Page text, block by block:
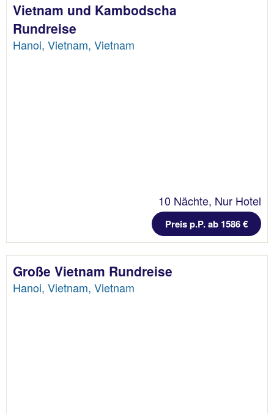
Vietnam und Kambodscha
Rundreise
Hanoi, Vietnam, Vietnam
10 Nächte, Nur Hotel
Preis p.P. ab 1586 €
Große Vietnam Rundreise
Hanoi, Vietnam, Vietnam